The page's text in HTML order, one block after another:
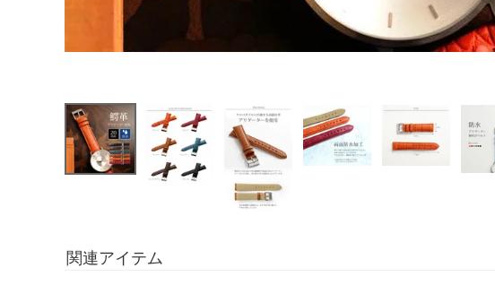
関連アイテム